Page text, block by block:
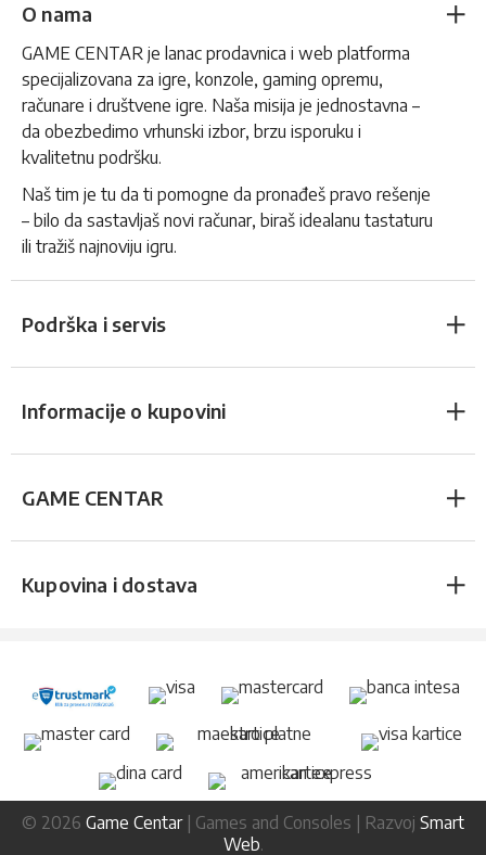
O nama
GAME CENTAR je lanac prodavnica i web platforma
specijalizovana za igre, konzole, gaming opremu,
računare i društvene igre. Naša misija je jednostavna –
da obezbedimo vrhunski izbor, brzu isporuku i
kvalitetnu podršku.
Naš tim je tu da ti pomogne da pronađeš pravo rešenje
– bilo da sastavljaš novi računar, biraš idealanu tastaturu
ili tražiš najnoviju igru.
Podrška i servis
Informacije o kupovini
GAME CENTAR
Kupovina i dostava
© 2026 Game Centar| Games and Consoles | Razvoj Smart
Web.